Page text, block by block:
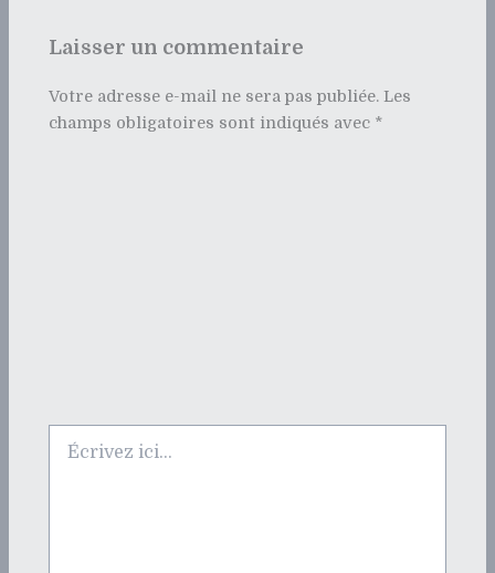
Laisser un commentaire
Votre adresse e-mail ne sera pas publiée. Les
champs obligatoires sont indiqués avec *
ici…